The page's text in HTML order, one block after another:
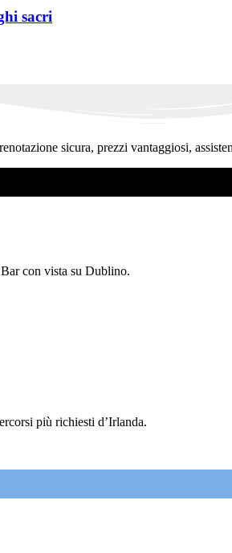
sacri
sicura, prezzi vantaggiosi,
con vista su Dublino.
più richiesti d’Irlanda.